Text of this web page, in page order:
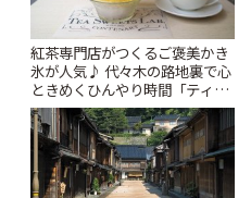
紅茶専門店がつくるご褒美かき
氷が人気♪ 代々木の路地裏で心
ときめくひんやり時間「ティー
スイーツ ラボ コンテナート」 |
ことりっぷ